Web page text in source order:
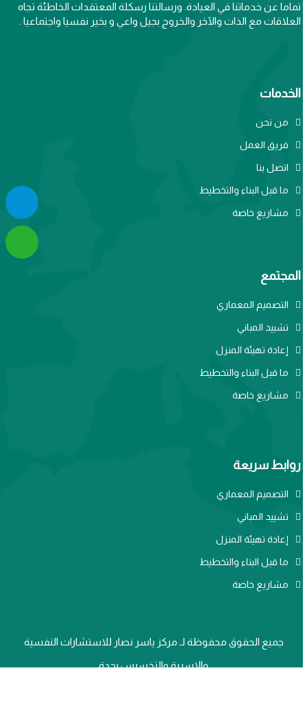
تماما عن خدماتنا في العيادة. ورسالتنا رسكلة المعتقدات الخاطئة تجاه
العلاقات مع الذات والآخر والخروج بجيل واعي و بخير نفسيا واجتماعيا .
الخدمات
من نحن
فريق العمل
اتصل بنا
ما قبل البناء والتخطيط
مشاريع خاصة
المجتمع
التصميم المعماري
تشييد المباني
إعادة تهيئة المنزل
ما قبل البناء والتخطيط
مشاريع خاصة
روابط سريعة
التصميم المعماري
تشييد المباني
إعادة تهيئة المنزل
ما قبل البناء والتخطيط
مشاريع خاصة
جميع الحقوق محفوظة لـ مركز ياسر نصار للاستشارات النفسية
والاسرية والتخسيس بجدة